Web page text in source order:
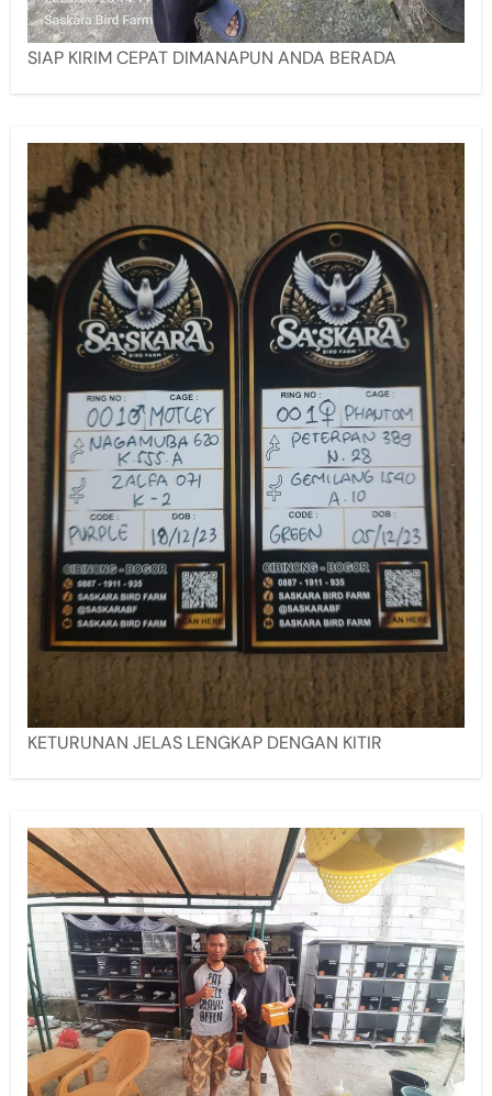
SIAP KIRIM CEPAT DIMANAPUN ANDA BERADA
KETURUNAN JELAS LENGKAP DENGAN KITIR